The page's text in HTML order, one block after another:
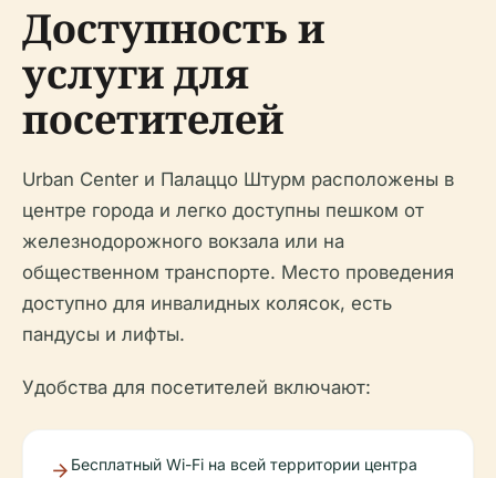
Доступность и
услуги для
посетителей
Urban Center и Палаццо Штурм расположены в
центре города и легко доступны пешком от
железнодорожного вокзала или на
общественном транспорте. Место проведения
доступно для инвалидных колясок, есть
пандусы и лифты.
Удобства для посетителей включают:
Бесплатный Wi-Fi на всей территории центра